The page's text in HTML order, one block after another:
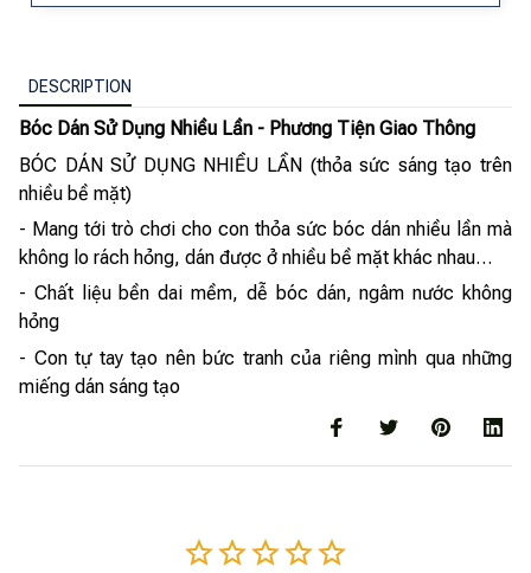
DESCRIPTION
Bóc Dán Sử Dụng Nhiều Lần - Phương Tiện Giao Thông
BÓC DÁN SỬ DỤNG NHIỀU LẦN (thỏa sức sáng tạo trên
nhiều bề mặt)
- Mang tới trò chơi cho con thỏa sức bóc dán nhiều lần mà
không lo rách hỏng, dán được ở nhiều bề mặt khác nhau…
- Chất liệu bền dai mềm, dễ bóc dán, ngâm nước không
hỏng
- Con tự tay tạo nên bức tranh của riêng mình qua những
miếng dán sáng tạo